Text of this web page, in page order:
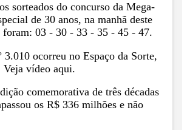
sorteados do concurso da Mega-
de 30 anos, na manhã deste
03 - 30 - 33 - 35 - 45 - 47.
3.010 ocorreu no Espaço da Sorte,
Veja vídeo aqui.
comemorativa de três décadas
os R$ 336 milhões e não